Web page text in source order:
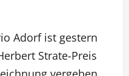
Adorf ist gestern
Strate-Preis